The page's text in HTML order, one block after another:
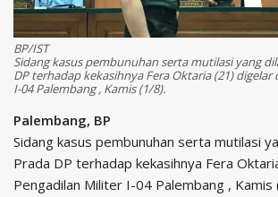
BP/IST
Sidang kasus pembunuhan serta mutilasi yang
DP terhadap kekasihnya Fera Oktaria (21)
I-04 Palembang , Kamis (1/8).
Palembang, BP
Sidang kasus pembunuhan serta mutilasi
Prada DP terhadap kekasihnya Fera
Pengadilan Militer I-04 Palembang , Kamis